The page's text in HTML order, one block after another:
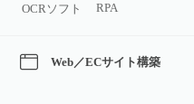
OCRソフト
RPA
Web／ECサイト構築